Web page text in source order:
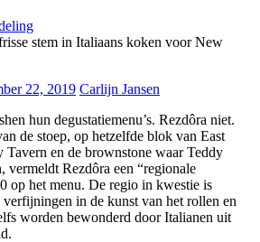
stem in Italiaans koken voor New
22, 2019 Carlijn Jansen
hun degustatiemenu’s. Rezdôra niet.
de stoep, op hetzelfde blok van East
Tavern en de brownstone waar Teddy
vermeldt Rezdôra een “regionale
op het menu. De regio in kwestie is
in de kunst van het rollen en
worden bewonderd door Italianen uit